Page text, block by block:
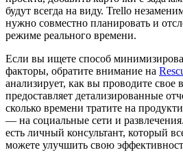
будут всегда на виду. Trello
нужно совместно планировать и
режиме реального времени.
Если вы ищете способ
факторы, обратите внимание на
анализирует, как вы проводите свое
предоставляет детализированные
сколько времени тратите на
— на социальные сети и
есть личный консультант, который
можете улучшить свою